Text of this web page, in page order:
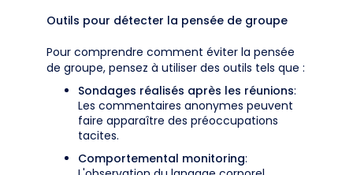
Outils pour détecter la pensée de groupe
Pour comprendre comment éviter la pensée
de groupe, pensez à utiliser des outils tels que :
Sondages réalisés après les réunions:
Les commentaires anonymes peuvent
faire apparaître des préoccupations
tacites.
Comportemental monitoring: